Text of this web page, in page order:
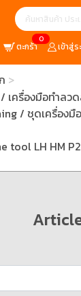
0
ตะกร้า เข้าสู่
เครื่องมือทำลว
/ ชุดเครื่องมื
tool LH HM